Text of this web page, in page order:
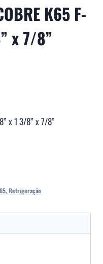
K65 F-
x 7/8”
x 1 3/8” x 7/8”
,Refrigeração